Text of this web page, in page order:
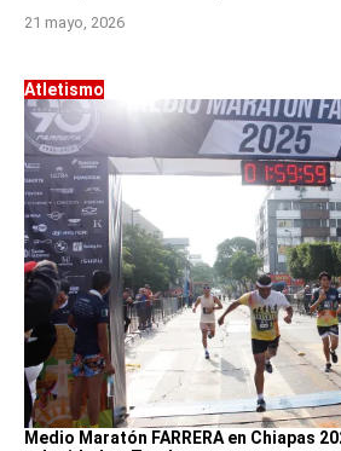
21 mayo, 2026
Atletismo
Medio Maratón FARRERA en Chiapas